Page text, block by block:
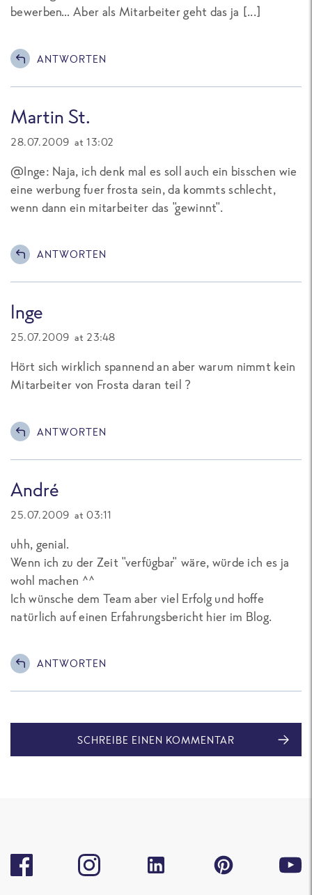
bewerben… Aber als Mitarbeiter geht das ja [...]
ANTWORTEN
Martin St.
28.07.2009 at 13:02
@Inge: Naja, ich denk mal es soll auch ein bisschen wie
eine werbung fuer frosta sein, da kommts schlecht,
wenn dann ein mitarbeiter das "gewinnt".
ANTWORTEN
Inge
25.07.2009 at 23:48
Hört sich wirklich spannend an aber warum nimmt kein
Mitarbeiter von Frosta daran teil ?
ANTWORTEN
André
25.07.2009 at 03:11
uhh, genial.
Wenn ich zu der Zeit "verfügbar" wäre, würde ich es ja
wohl machen ^^
Ich wünsche dem Team aber viel Erfolg und hoffe
natürlich auf einen Erfahrungsbericht hier im Blog.
ANTWORTEN
SCHREIBE EINEN KOMMENTAR